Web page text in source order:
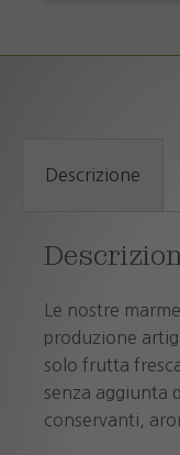
Descrizione
Le nostre
produzione
solo frutta
senza aggiunta
conservanti,